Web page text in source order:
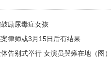
励尿毒症女孩
律师或3月15日后有结果
告别式举行 女演员哭瘫在地（图）